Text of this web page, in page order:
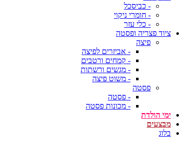
- כביסכל
- חומרי ניקוי
- כלי עזר
ציוד פצריה ופסטה
פיצה
- אביזרים לפיצה
- קמחים ורטבים
- מגשים ורשתות
- משוט פיצה
פסטה
- פסטה
- מכונות פסטה
ימי הולדת
מבצעים
בלוג